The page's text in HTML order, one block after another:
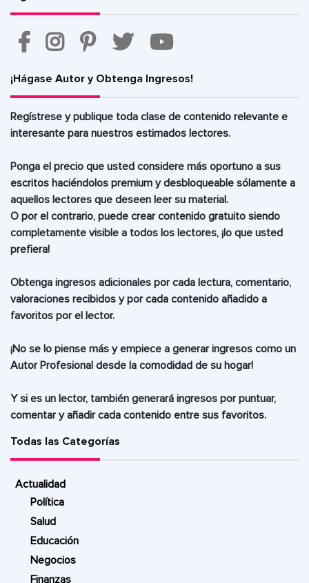
¡Hágase Autor y Obtenga Ingresos!
Regístrese y publique toda clase de contenido relevante e
interesante para nuestros estimados lectores.
Ponga el precio que usted considere más oportuno a sus
escritos haciéndolos premium y desbloqueable sólamente a
aquellos lectores que deseen leer su material.
O por el contrario, puede crear contenido gratuito siendo
completamente visible a todos los lectores, ¡lo que usted
prefiera!
Obtenga ingresos adicionales por cada lectura, comentario,
valoraciones recibidos y por cada contenido añadido a
favoritos por el lector.
¡No se lo piense más yempiece a generar ingresos como un
Autor Profesional desde la comodidad de su hogar!
Ysi es un lector, también generará ingresos por puntuar,
comentar y añadir cada contenido entre sus favoritos.
Todas las Categorías
Actualidad
Política
Salud
Educación
Negocios
Finanzas